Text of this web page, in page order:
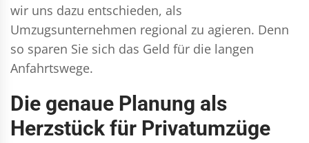
wir uns dazu entschieden, als
Umzugsunternehmen regional zu agieren. Denn
so sparen Sie sich das Geld für die langen
Anfahrtswege.
Die genaue Planung als
Herzstück für Privatumzüge